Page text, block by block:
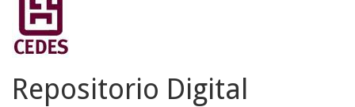
Repositorio Digital